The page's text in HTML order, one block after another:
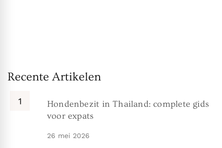
Recente Artikelen
Hondenbezit in Thailand: complete gids
voor expats
26 mei 2026